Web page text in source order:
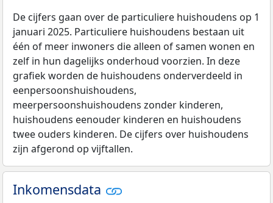
De cijfers gaan over de particuliere huishoudens op 1
januari 2025. Particuliere huishoudens bestaan uit
één of meer inwoners die alleen of samen wonen en
zelf in hun dagelijks onderhoud voorzien. In deze
grafiek worden de huishoudens onderverdeeld in
eenpersoonshuishoudens,
meerpersoonshuishoudens zonder kinderen,
huishoudens eenouder kinderen en huishoudens
twee ouders kinderen. De cijfers over huishoudens
zijn afgerond op vijftallen.
Inkomensdata